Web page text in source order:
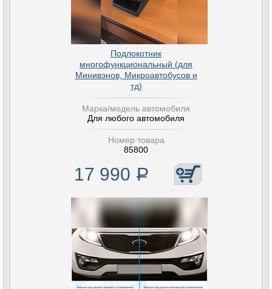
Подлокотник
многофункциональный (для
Минивэнов, Микроавтобусов и
тд)
Марка/модель автомобиля
Для любого автомобиля
Номер товара
85800
17 990 Р